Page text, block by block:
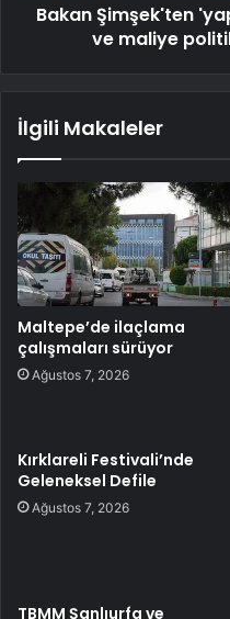
Bakan Şimşek'ten
ve maliye
İlgili Makaleler
Maltepe’de ilaçlama
çalışmaları sürüyor
Ağustos 7, 2026
Kırklareli Festivali’nde
Geleneksel Defile
Ağustos 7, 2026
TBMM Şanlıurfa ve